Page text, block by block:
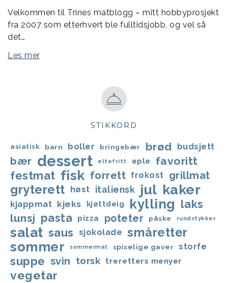
Velkommen til Trines matblogg – mitt hobbyprosjekt
fra 2007 som etterhvert ble fulltidsjobb, og vel så
det…
Les mer
STIKKORD
asiatisk barn boller bringebær brød budsjett
bær dessert eltefritt eple favoritt
festmat fisk forrett frokost grillmat
gryterett høst italiensk jul kaker
kjappmat kjeks kjøttdeig kylling laks
lunsj pasta pizza poteter påske rundstykker
salat saus sjokolade småretter
sommer sommermat spiselige gaver storfe
suppe svin torsk treretters menyer
vegetar